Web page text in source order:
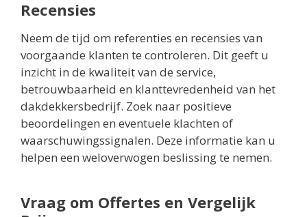
Recensies
Neem de tijd om referenties en recensies van
voorgaande klanten te controleren. Dit geeft u
inzicht in de kwaliteit van de service,
betrouwbaarheid en klanttevredenheid van het
dakdekkersbedrijf. Zoek naar positieve
beoordelingen en eventuele klachten of
waarschuwingssignalen. Deze informatie kan u
helpen een weloverwogen beslissing te nemen.
Vraag om Offertes en Vergelijk